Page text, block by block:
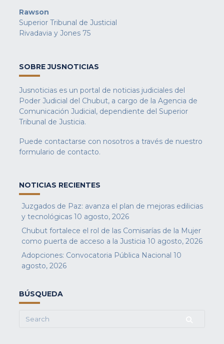
Rawson
Superior Tribunal de Justicial
Rivadavia y Jones 75
SOBRE JUSNOTICIAS
Jusnoticias es un portal de noticias judiciales del
Poder Judicial del Chubut, a cargo de la Agencia de
Comunicación Judicial, dependiente del Superior
Tribunal de Justicia.
Puede contactarse con nosotros a través de nuestro
formulario de contacto.
NOTICIAS RECIENTES
Juzgados de Paz: avanza el plan de mejoras edilicias
y tecnológicas 10 agosto, 2026
Chubut fortalece el rol de las Comisarías de la Mujer
como puerta de acceso a la Justicia 10 agosto, 2026
Adopciones: Convocatoria Pública Nacional 10
agosto, 2026
BÚSQUEDA
Search